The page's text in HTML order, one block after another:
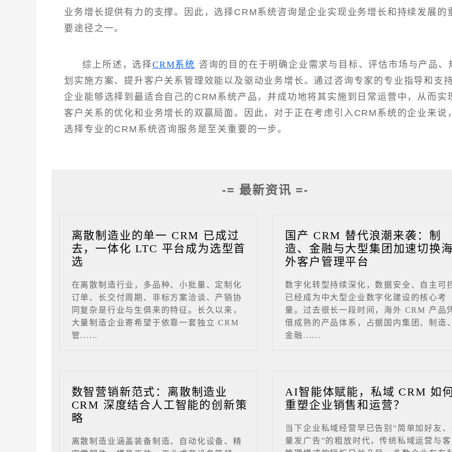
业务增长提供有力的支撑。因此，选择CRM系统咨询是企业实现业务增长和持续发展的
要途径之一。
综上所述，选择CRM系统 咨询的目的在于明确企业需求与目标、评估市场与产品、
划实施方案、提升客户关系管理效能以及驱动业务增长。通过咨询专家的专业指导和支持
企业能够选择到最适合自己的CRM系统产品，并成功地将其实施到日常运营中，从而实
客户关系的优化和业务增长的双赢局面。因此，对于正在考虑引入CRM系统的企业来说，
选择专业的CRM系统咨询服务是至关重要的一步。
-= 最新资讯 =-
离散制造业的单一 CRM 已成过
去，一体化 LTC 平台成为选型首
选
在离散制造行业，多品种、小批量、定制化
订单、长交付周期、非标方案洽谈、产销协
同复杂是行业与生俱来的特征。长久以来，
大量制造企业寄希望于依靠一套独立 CRM
管......
国产 CRM 替代浪潮来袭：制
造、金融与大型集团加速切换海
外客户管理平台
数字化转型持续深化，数据安全、自主可
已经成为中大型企业数字化建设的核心考
量。过去很长一段时间，海外 CRM 产品
借成熟的产品体系，占据国内集团、制造、
金融......
数智营销新范式：离散制造业
CRM 深度结合人工智能的创新策
略
离散制造业涵盖装备制造、自动化设备、精
AI智能体赋能，私域 CRM 如
重塑企业销售和运营？
当下企业私域经营早已告别“简单加好友
量发广告”的粗放时代，传统私域运营与客